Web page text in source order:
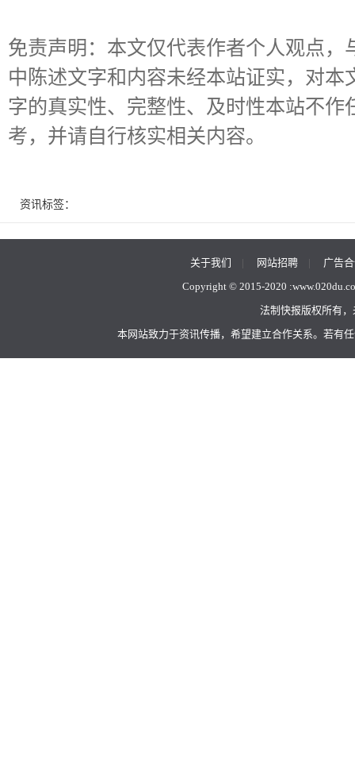
免责声明：本文仅代表作者个人观点
中陈述文字和内容未经本站证实，对
字的真实性、完整性、及时性本站不
考，并请自行核实相关内容。
资讯标签：
关于我们 | 网站招聘| 广告
Copyright © 2015-2020 :
法制快报版权所有
本网站致力于资讯传播，希望建立合作关系。若有